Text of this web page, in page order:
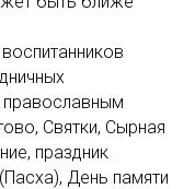
православным
Святки, Сырная
праздник
День памяти